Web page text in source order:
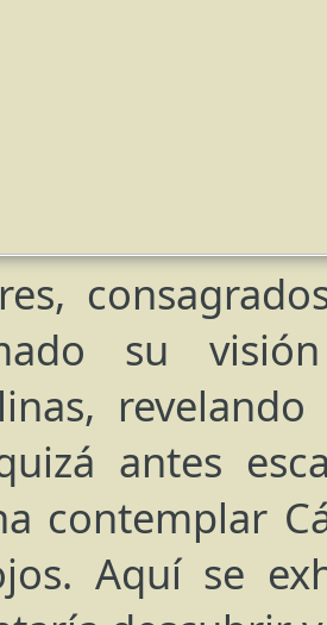
su
antes
contemplar
Aquí se